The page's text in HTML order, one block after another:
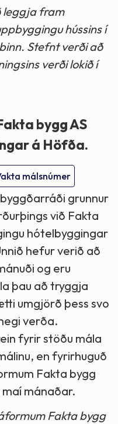
leggja fram
hússins í
Stefnt verði að
verði lokið í
bygg AS
á Höfða.
málsnúmer
grunnur
við Fakta
hótelbyggingar
hefur verið að
og eru
þau að tryggja
umgjörð þess svo
verða.
fyrir stöðu mála
en fyrirhuguð
Fakta bygg
maí mánaðar.
Fakta bygg